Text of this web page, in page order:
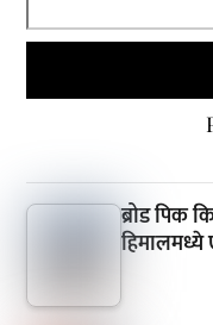
ब्रोड पिक